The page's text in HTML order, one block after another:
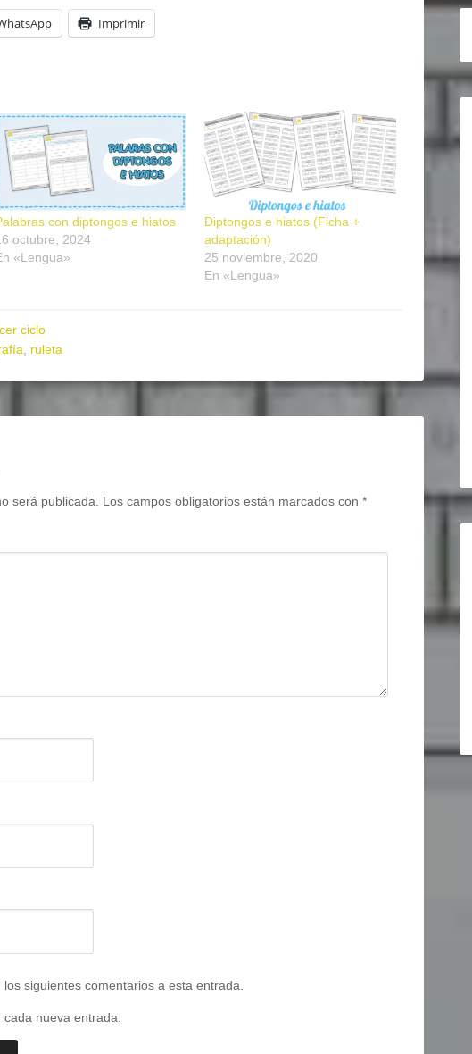
Imprimir
con diptongos e hiatos
octubre, 2024
«Lengua»
Diptongos e hiatos (Ficha +
adaptación)
25 noviembre, 2020
En «Lengua»
ciclo
, ruleta
será publicada. Los campos obligatorios están marcados con *
siguientes comentarios a esta entrada.
nueva entrada.